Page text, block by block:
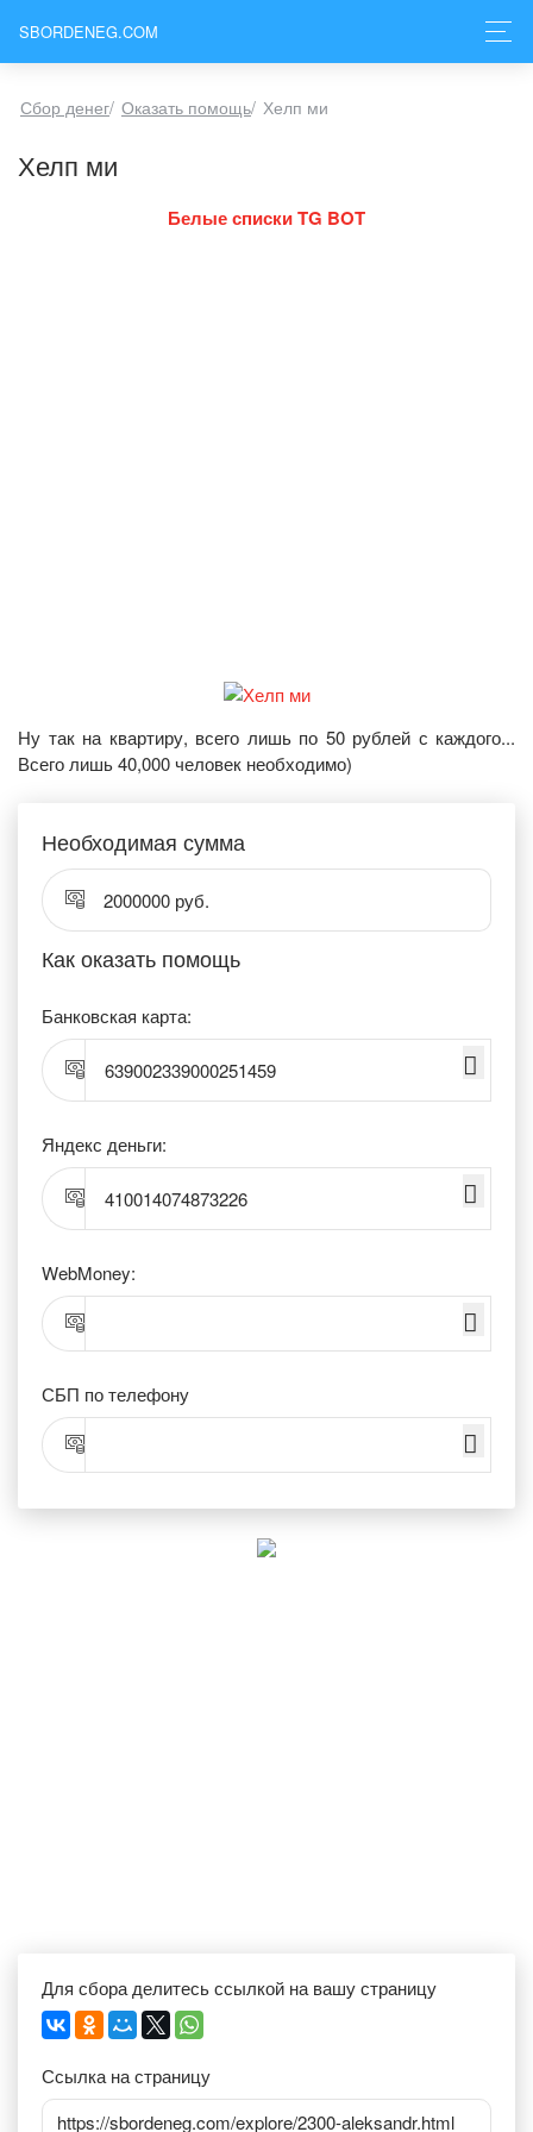
SBORDENEG.COM
Сбор денег/ Оказать помощь/ Хелп ми
Хелп ми
Белые списки TG BOT
Ну так на квартиру, всего лишь по 50 рублей с каждого...
Всего лишь 40,000 человек необходимо)
Необходимая сумма
2000000 руб.
Как оказать помощь
Банковская карта:
639002339000251459
Яндекс деньги:
410014074873226
WebMoney:
СБП по телефону
Для сбора делитесь ссылкой на вашу страницу
Ссылка на страницу
https://sbordeneg.com/explore/2300-aleksandr.html